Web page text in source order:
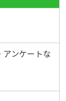
ンケートな